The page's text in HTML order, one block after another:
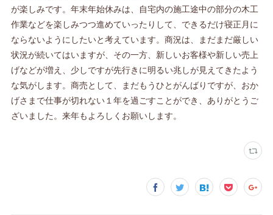
が楽しみです。年末年始休みは、自宅内の施工途中の部分の木工
作業などを楽しみつつ進めていったりして、できるだけ寝正月に
ならないようにしたいと考えています。商況は、まだまだ厳しい
状況が続いてはいますが、その一方、新しいお客様や新しい売上
げなどが増え、少しですが先行きに明るい兆しが見えてきたよう
な気がします。商売として、まだもうひとがんばりですが、おか
げさまで仕事が切れない１年を過ごすことができ、ありがとうご
ざいました。来年もよろしくお願いします。